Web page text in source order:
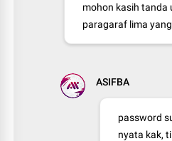
mohon kasih tanda
paragaraf lima
ASIFBA
password
nyata kak,